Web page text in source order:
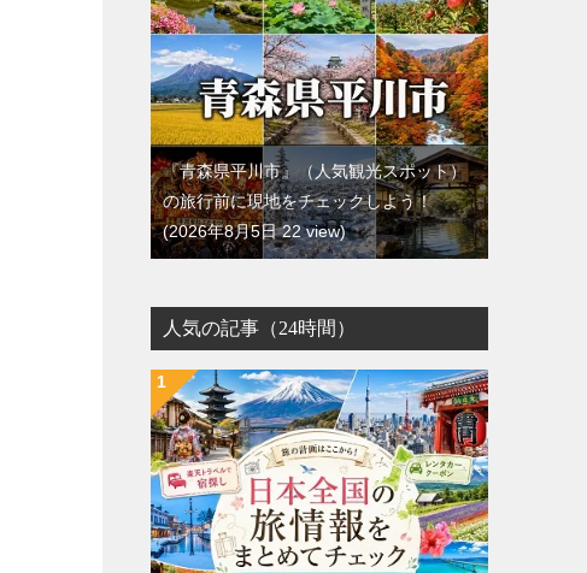
『青森県平川市』（人気観光スポット）
の旅行前に現地をチェックしよう！
2026年8月5日 22 view
人気の記事（24時間）